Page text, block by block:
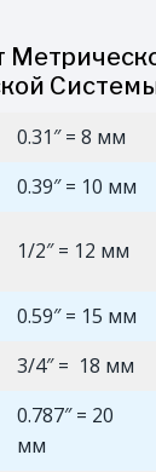
0.31″ = 8 мм
0.39″ = 10 мм
1/2″ = 12 мм
0.59″ = 15 мм
3/4″ = 18 мм
0.787″ = 20
мм